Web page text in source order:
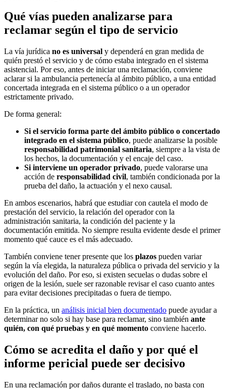
Qué vías pueden analizarse para
reclamar según el tipo de servicio
La vía jurídica no es universal y dependerá en gran medida de
quién prestó el servicio y de cómo estaba integrado en el sistema
asistencial. Por eso, antes de iniciar una reclamación, conviene
aclarar si la ambulancia pertenecía al ámbito público, a una entidad
concertada integrada en el sistema público o a un operador
estrictamente privado.
De forma general:
Si el servicio forma parte del ámbito público o concertado
integrado en el sistema público, puede analizarse la posible
responsabilidad patrimonial sanitaria, siempre a la vista de
los hechos, la documentación y el encaje del caso.
Si interviene un operador privado, puede valorarse una
acción de responsabilidad civil, también condicionada por la
prueba del daño, la actuación y el nexo causal.
En ambos escenarios, habrá que estudiar con cautela el modo de
prestación del servicio, la relación del operador con la
administración sanitaria, la condición del paciente y la
documentación emitida. No siempre resulta evidente desde el primer
momento qué cauce es el más adecuado.
También conviene tener presente que los plazos pueden variar
según la vía elegida, la naturaleza pública o privada del servicio y la
evolución del daño. Por eso, si existen secuelas o dudas sobre el
origen de la lesión, suele ser razonable revisar el caso cuanto antes
para evitar decisiones precipitadas o fuera de tiempo.
En la práctica, un análisis inicial bien documentado puede ayudar a
determinar no solo si hay base para reclamar, sino también ante
quién, con qué pruebas y en qué momento conviene hacerlo.
Cómo se acredita el daño y por qué el
informe pericial puede ser decisivo
En una reclamación por daños durante el traslado, no basta con